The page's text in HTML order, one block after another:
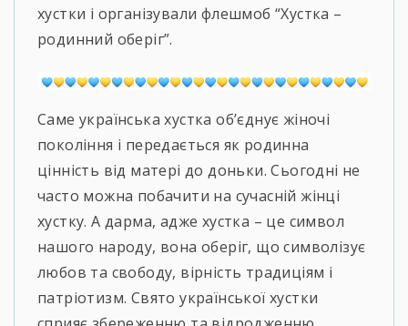
хустки і організували флешмоб “Хустка –
родинний оберіг”.
Саме українська хустка об’єднує жіночі
покоління і передається як родинна
цінність від матері до доньки. Сьогодні не
часто можна побачити на сучасній жінці
хустку. А дарма, адже хустка – це символ
нашого народу, вона оберіг, що символізує
любов та свободу, вірність традиціям і
патріотизм. Свято української хустки